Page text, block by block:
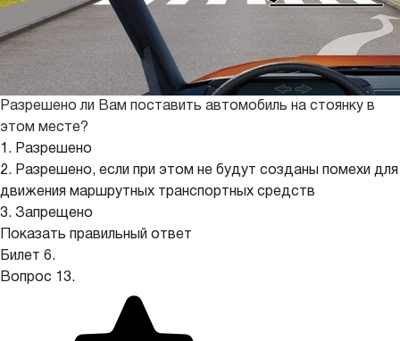
Разрешено ли Вам поставить автомобиль на стоянку в
этом месте?
1. Разрешено
2. Разрешено, если при этом не будут созданы помехи для
движения маршрутных транспортных средств
3. Запрещено
Показать правильный ответ
Билет 6.
Вопрос 13.